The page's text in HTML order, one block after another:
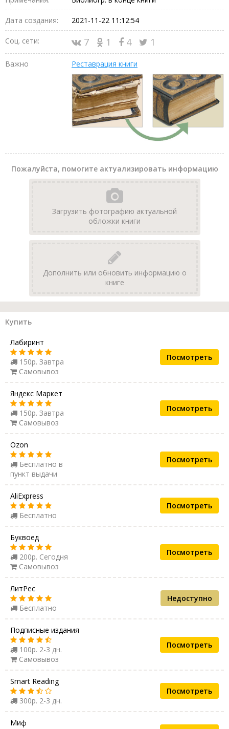
Дата создания: 2021-11-22 11:12:54
Соц. сети: 7 1 4 1
Важно Реставрация книги
Пожалуйста, помогите актуализировать информацию
Загрузить фотографию актуальной
обложки книги
Дополнить или обновить информацию о
книге
Купить
Лабиринт
150р. Завтра
Самовывоз
Посмотреть
Яндекс Маркет
150р. Завтра
Самовывоз
Посмотреть
Ozon
Бесплатно в
пункт выдачи
Посмотреть
AliExpress
Бесплатно
Посмотреть
Буквоед
200р. Сегодня
Самовывоз
Посмотреть
ЛитРес
Бесплатно
Недоступно
Подписные издания
100р. 2-3 дн.
Самовывоз
Посмотреть
Smart Reading
300р. 2-3 дн.
Посмотреть
Миф